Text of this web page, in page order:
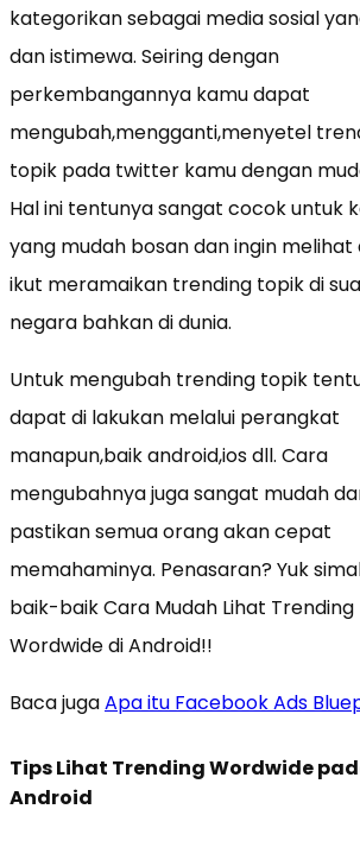
kategorikan sebagai media sosial
dan istimewa. Seiring dengan
perkembangannya kamu dapat
mengubah,mengganti,menyetel
topik pada twitter kamu dengan
Hal ini tentunya sangat cocok untuk
yang mudah bosan dan ingin melihat
ikut meramaikan trending topik di
negara bahkan di dunia.
Untuk mengubah trending topik
dapat di lakukan melalui perangkat
manapun,baik android,ios dll. Cara
mengubahnya juga sangat mudah
pastikan semua orang akan cepat
memahaminya. Penasaran? Yuk
baik-baik Cara Mudah Lihat Trending
Wordwide di Android!!
Baca jugaApa itu Facebook Ads
Tips Lihat Trending Wordwide
Android